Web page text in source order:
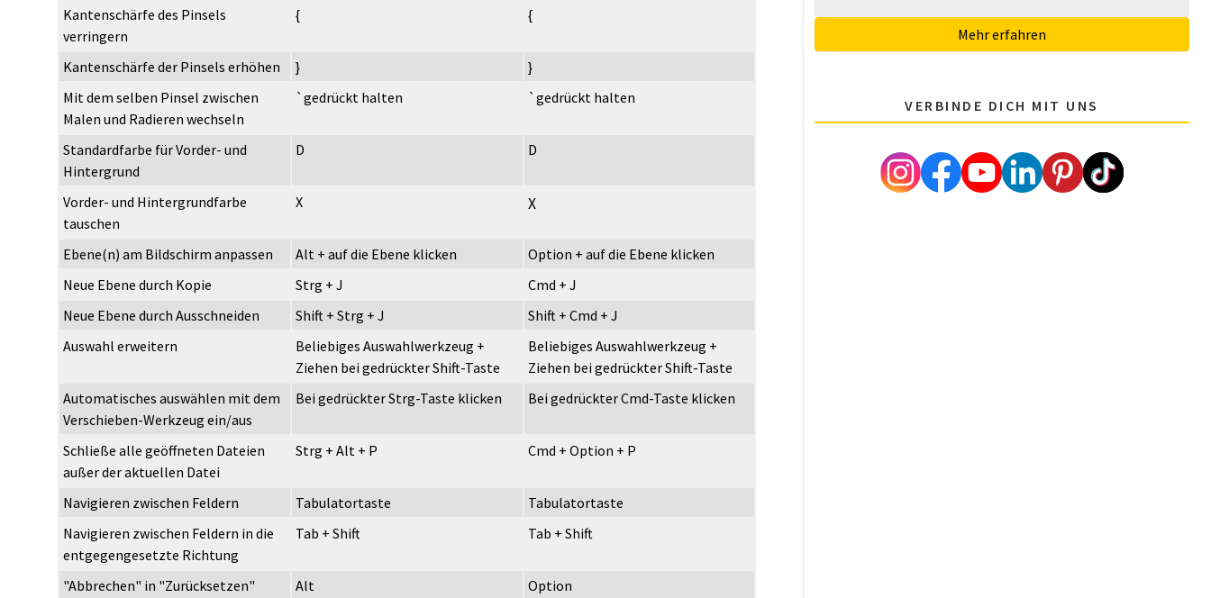
Kantenschärfe des Pinsels
verringern
{ {
Kantenschärfe der Pinsels erhöhen }
}
Mit dem selben Pinsel zwischen
Malen und Radieren wechseln
`gedrückt halten `gedrückt halten
Standardfarbe für Vorder- und
Hintergrund
D D
Vorder- und Hintergrundfarbe
tauschen
X X
Ebene(n) am Bildschirm anpassen Alt + auf die Ebene klicken
Option + auf die Ebene klicken
Neue Ebene durch Kopie
Strg + J
Cmd + J
Neue Ebene durch Ausschneiden
Shift + Strg + J
Shift + Cmd + J
Auswahl erweitern
Beliebiges Auswahlwerkzeug +
Ziehen bei gedrückter Shift-Taste
Beliebiges Auswahlwerkzeug +
Ziehen bei gedrückter Shift-Taste
Automatisches auswählen mit dem
Verschieben-Werkzeug ein/aus
Bei gedrückter Strg-Taste klicken Bei gedrückter Cmd-Taste klicken
Schließe alle geöffneten Dateien
außer der aktuellen Datei
Strg + Alt + P Cmd + Option + P
Navigieren zwischen Feldern Tabulatortaste
Tabulatortaste
Navigieren zwischen Feldern in die
entgegengesetzte Richtung
Tab + Shift Tab + Shift
"Abbrechen" in "Zurücksetzen"
Alt Option
Mehr erfahren
VERBINDE DICH MIT UNS